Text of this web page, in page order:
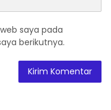
saya pada
berikutnya.